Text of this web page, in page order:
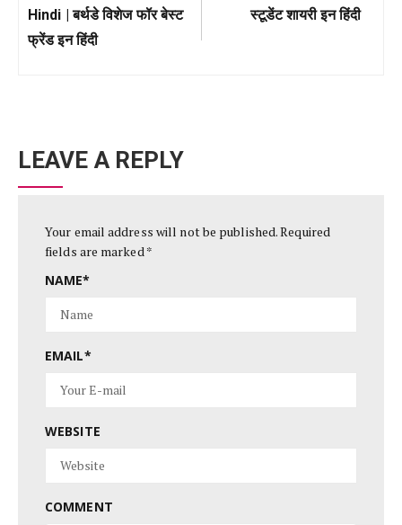
Hindi | बर्थडे विशेज फॉर बेस्ट
फ्रेंड इन हिंदी
स्टूडेंट शायरी इन हिंदी
LEAVE A REPLY
Your email address will not be published.Required
fields are marked *
NAME*
EMAIL*
WEBSITE
COMMENT